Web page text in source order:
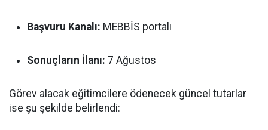
Başvuru Kanalı: MEBBİS portalı
Sonuçların İlanı: 7 Ağustos
Görev alacak eğitimcilere ödenecek güncel tutarlar
ise şu şekilde belirlendi: